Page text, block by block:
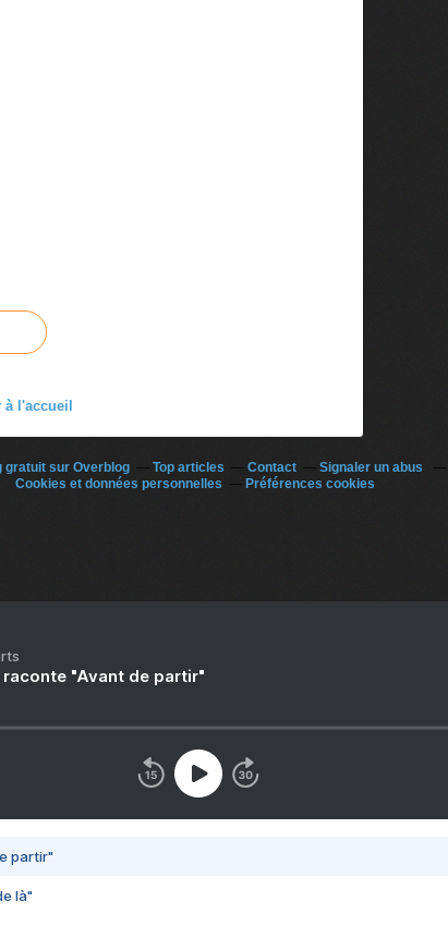
à l'accueil
gratuit sur Overblog Top articles Contact Signaler un abus
Cookies et données personnelles
Préférences cookies
raconte "Avant de partir"
partir"
là"